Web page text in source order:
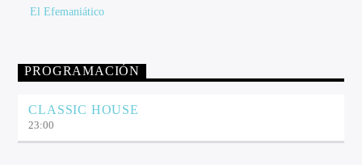
El Efemaniático
PROGRAMACIÓN
CLASSIC HOUSE
23:00